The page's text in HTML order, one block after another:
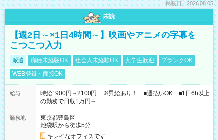
掲載日：2026.08.05
未読
【週2日～×1日4時間～】映画やアニメの字幕を
こつこつ入力
派遣 職種未経験OK 社会人未経験OK 大学生歓迎
ブランクOK
WEB登録・面接OK
給与
時給1900円～2100円 ※昇給あり！ ■週払いOK ■1日6h以上
の勤務で日収1万円～
勤務地
東京都豊島区
池袋駅から徒歩5分
キレイなオフィスです